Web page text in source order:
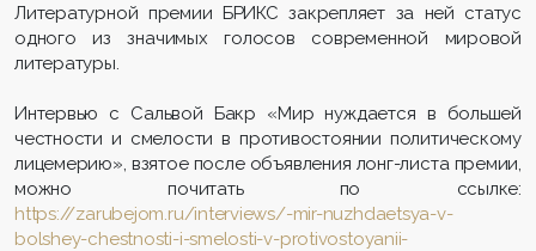
Литературной премии БРИКС закрепляет за ней статус
одного из значимых голосов современной мировой
литературы.
Интервью с Сальвой Бакр «Мир нуждается в большей
честности и смелости в противостоянии политическому
лицемерию», взятое после объявления лонг-листа премии,
можно почитать по ссылке:
https://zarubejom.ru/interviews/-mir-nuzhdaetsya-v-
bolshey-chestnosti-i-smelosti-v-protivostoyanii-